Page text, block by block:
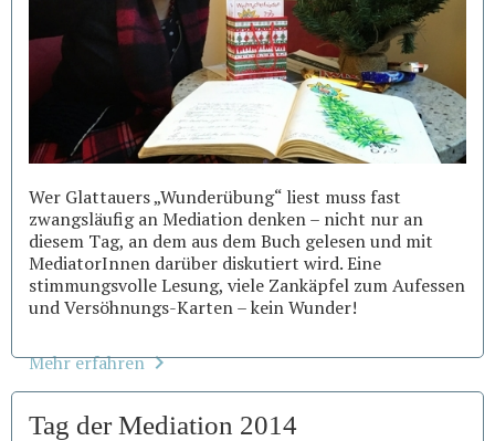
Wer Glattauers „Wunderübung“ liest muss fast
zwangsläufig an Mediation denken – nicht nur an
diesem Tag, an dem aus dem Buch gelesen und mit
MediatorInnen darüber diskutiert wird. Eine
stimmungsvolle Lesung, viele Zankäpfel zum Aufessen
und Versöhnungs-Karten – kein Wunder!
Mehr erfahren
Tag der Mediation 2014